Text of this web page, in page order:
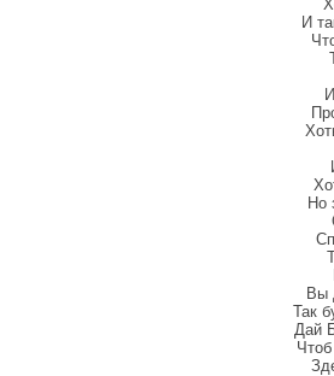
И
Но
Вы
Так
Дай